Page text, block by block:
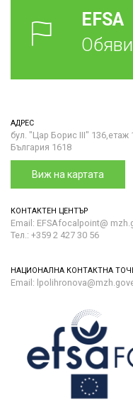
EFSA
Обяви
АДРЕС
бул. "Цар Борис III" 136,етаж
България 1618
Виж на картата
КОНТАКТЕН ЦЕНТЪР
Email: EFSAfocalpoint@
Тел.: +359 2 427 30 56
НАЦИОНАЛНА КОНТАКТНА
Email: